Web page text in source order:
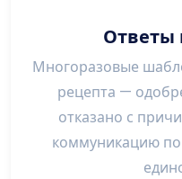
Ответы
Многоразовые
рецепта —
отказано с
коммуникацию